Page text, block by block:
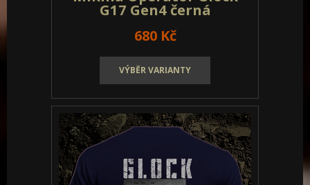
G17 Gen4 černá
680 Kč